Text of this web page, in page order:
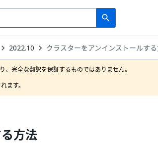
search
Search
2022.10 クラスターをアンインストールす
完全な翻訳を保証するものではありません。
ます。
方法